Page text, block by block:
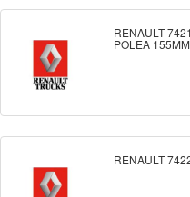
RENAULT
POLEA 155MM
RENAULT